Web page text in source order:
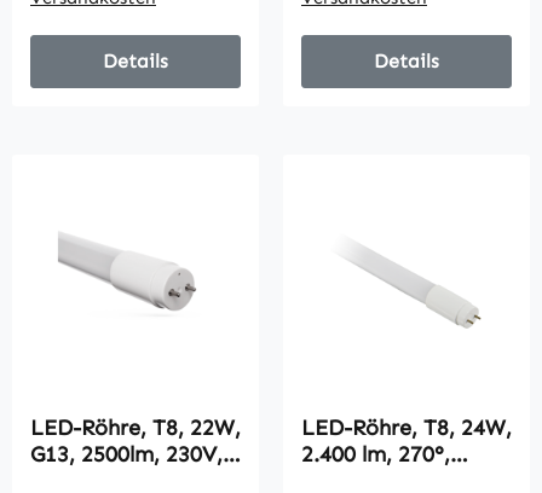
Details Details
LED-Röhre, T8, 22W,
G13, 2500lm, 230V,
LED-Röhre, T8, 24W,
2.400 lm, 270°,